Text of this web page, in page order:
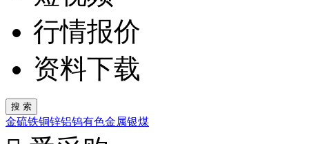
行情报价
资料下载
金硫铁铜锌铝钨有色金属银煤